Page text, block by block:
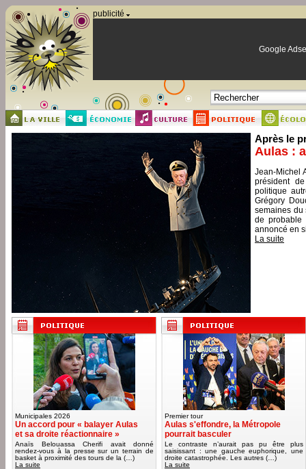
publicité
Google
Après le
Aulas :
Jean-Michel
président
politique
Grégory
semaines du
de probable
annoncé en
La suite
Municipales 2026
Un accord pour « balayer Aulas
et sa droite réactionnaire »
Anaïs Belouassa Cherifi avait donné
rendez-vous à la presse sur un terrain de
basket à proximité des tours de la (…)
La suite
Premier tour
Aulas s'effondre, la Métropole
pourrait basculer
Le contraste n’aurait pas pu être plus
saisissant : une gauche euphorique, une
droite catastrophée. Les autres (…)
La suite
Panneau de gestion des cookies